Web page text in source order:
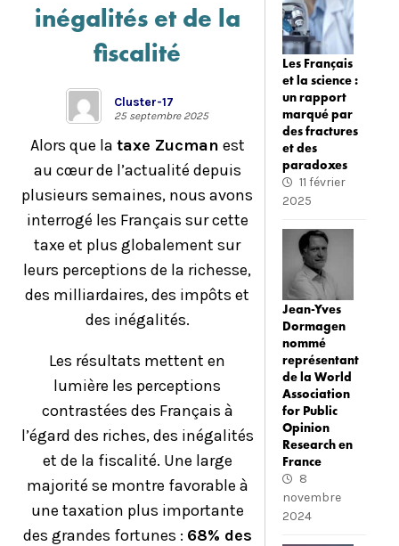
inégalités et de la
fiscalité
Cluster-17
25 septembre 2025
Alors que la taxe Zucman est
au cœur de l’actualité depuis
plusieurs semaines, nous avons
interrogé les Français sur cette
taxe et plus globalement sur
leurs perceptions de la richesse,
des milliardaires, des impôts et
des inégalités.
Les résultats mettent en
lumière les perceptions
contrastées des Français à
l’égard des riches, des inégalités
et de la fiscalité. Une large
majorité se montre favorable à
une taxation plus importante
des grandes fortunes : 68% des
Les Français
et la science :
un rapport
marqué par
des fractures
et des
paradoxes
11 février
2025
Jean-Yves
Dormagen
nommé
représentant
de la World
Association
for Public
Opinion
Research en
France
8
novembre
2024